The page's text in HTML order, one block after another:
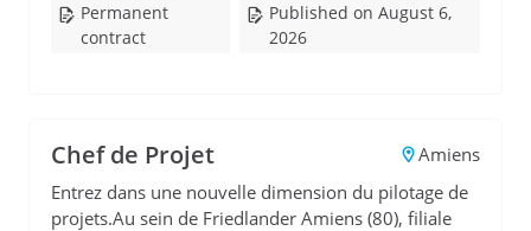
Permanent
contract
Published on August 6,
2026
Chef de Projet
Amiens
Entrez dans une nouvelle dimension du pilotage de
projets.Au sein de Friedlander Amiens (80), filiale